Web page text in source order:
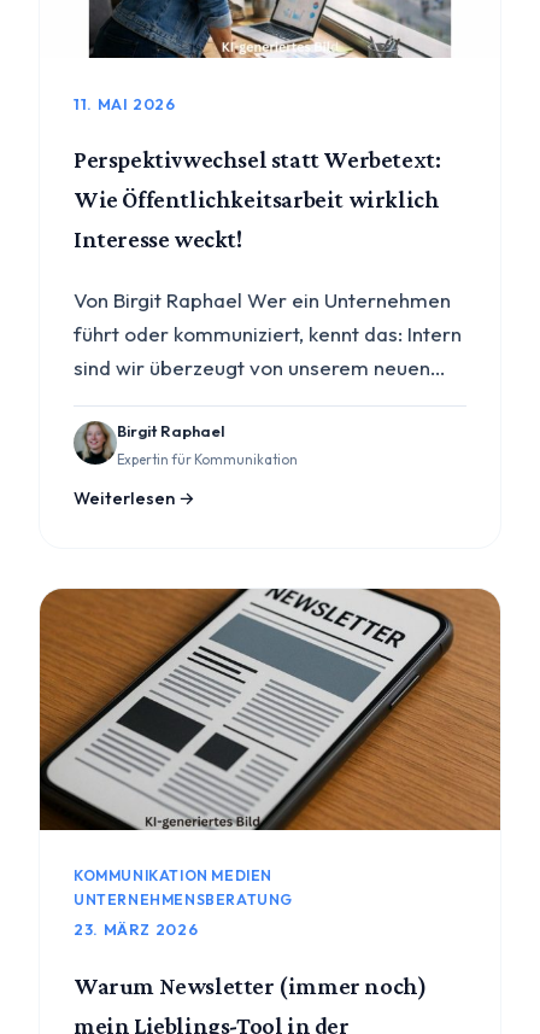
11. MAI 2026
Perspektivwechsel statt Werbetext:
Wie Öffentlichkeitsarbeit wirklich
Interesse weckt!
Von Birgit Raphael Wer ein Unternehmen
führt oder kommuniziert, kennt das: Intern
sind wir überzeugt von unserem neuen…
Birgit Raphael
Expertin für Kommunikation
Weiterlesen →
KOMMUNIKATION MEDIEN
UNTERNEHMENSBERATUNG
23. MÄRZ 2026
Warum Newsletter (immer noch)
mein Lieblings-Tool in der